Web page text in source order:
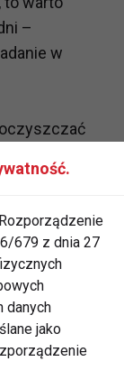
–
w
i białka.
tzw. włókno
o to, by
679 z dnia 27
danych
jako